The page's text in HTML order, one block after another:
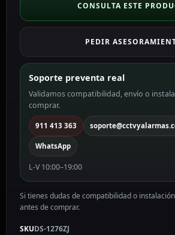
de
apertura
color
blanco
DS-
1276ZJ
cantidad
CONSULTA ESTE
PEDIR
Soporte preventa real
Validamos compatibilidad, envío o
comprar.
911 413 363
WhatsApp
L-V 10:00–19:00
Si tienes dudas de compatibilidad o
antes de comprar.
SKUDS-1276ZJ